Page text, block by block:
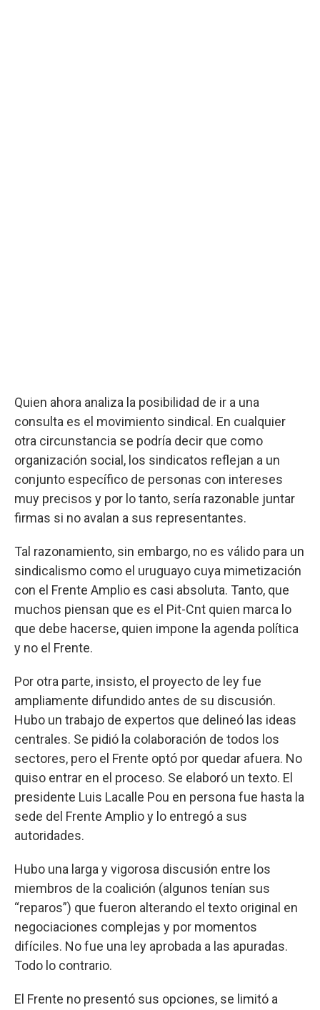
Quien ahora analiza la posibilidad de ir a una
consulta es el movimiento sindical. En cualquier
otra circunstancia se podría decir que como
organización social, los sindicatos reflejan a un
conjunto específico de personas con intereses
muy precisos y por lo tanto, sería razonable juntar
firmas si no avalan a sus representantes.
Tal razonamiento, sin embargo, no es válido para un
sindicalismo como el uruguayo cuya mimetización
con el Frente Amplio es casi absoluta. Tanto, que
muchos piensan que es el Pit-Cnt quien marca lo
que debe hacerse, quien impone la agenda política
y no el Frente.
Por otra parte, insisto, el proyecto de ley fue
ampliamente difundido antes de su discusión.
Hubo un trabajo de expertos que delineó las ideas
centrales. Se pidió la colaboración de todos los
sectores, pero el Frente optó por quedar afuera. No
quiso entrar en el proceso. Se elaboró un texto. El
presidente Luis Lacalle Pou en persona fue hasta la
sede del Frente Amplio y lo entregó a sus
autoridades.
Hubo una larga y vigorosa discusión entre los
miembros de la coalición (algunos tenían sus
“reparos”) que fueron alterando el texto original en
negociaciones complejas y por momentos
difíciles. No fue una ley aprobada a las apuradas.
Todo lo contrario.
El Frente no presentó sus opciones, se limitó a